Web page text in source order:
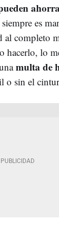
es
al completo
hacerlo, lo
multa de
o sin el